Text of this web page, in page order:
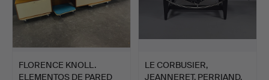
FLORENCE KNOLL.
ELEMENTOS DE PARED
LE CORBUSIER,
JEANNERET, PERRIAND.